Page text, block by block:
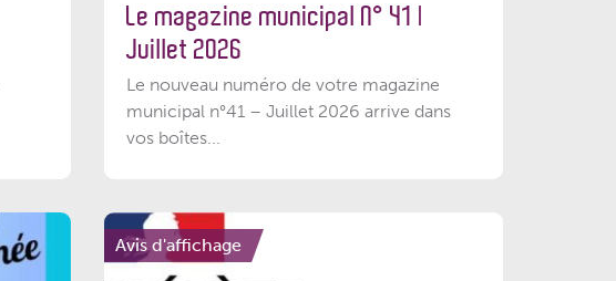
Le magazine municipal N° 41 |
Juillet 2026
Le nouveau numéro de votre magazine
municipal n°41 – Juillet 2026 arrive dans
vos boîtes...
Avis d'affichage